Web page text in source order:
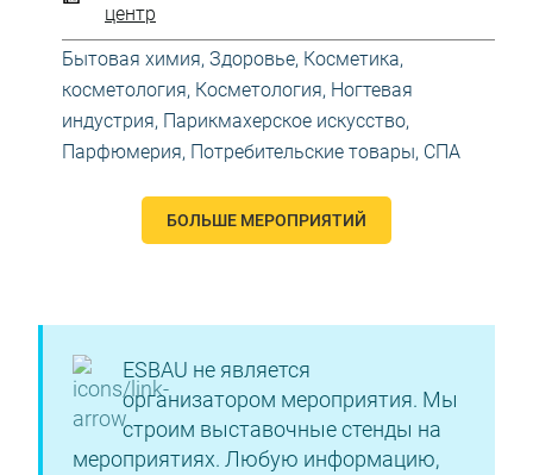
центр
Бытовая химия, Здоровье, Косметика,
косметология, Косметология, Ногтевая
индустрия, Парикмахерское искусство,
Парфюмерия, Потребительские товары, СПА
БОЛЬШЕ МЕРОПРИЯТИЙ
ESBAU не является
организатором мероприятия. Мы
строим выставочные стенды на
мероприятиях. Любую информацию,